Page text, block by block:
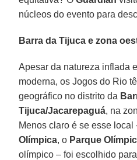
núcleos do evento para
Barra da Tijuca e zona
Apesar da natureza inflada
moderna, os Jogos do Rio
geográfico no distrito da
Tijuca/Jacarepaguá, na
Menos claro é se esse
Olímpica, o Parque
olímpico – foi escolhido